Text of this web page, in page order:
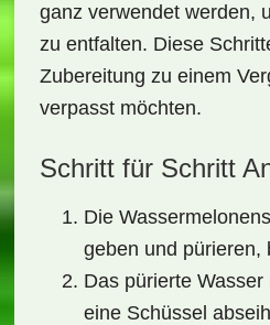
ganz verwendet werden,
zu entfalten. Diese
Zubereitung zu einem
verpasst möchten.
Schritt für Schritt
Die
geben und pürieren,
Das pürierte Wasser
eine Schüssel